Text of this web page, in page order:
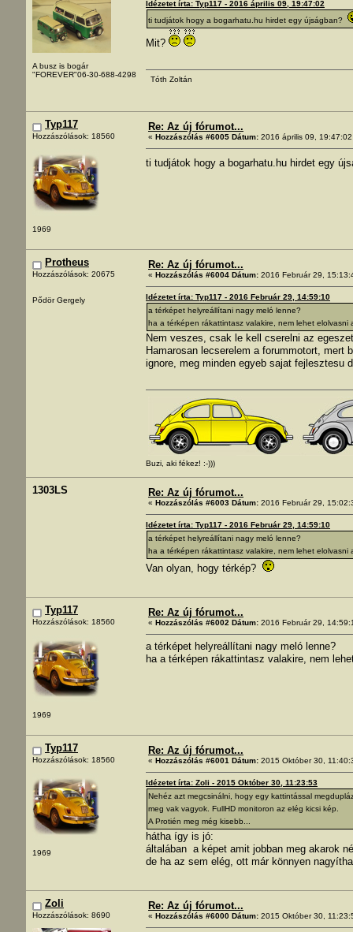
A busz is bogár
"FOREVER"06-30-688-4298
Idézetet írta: Typ117 - 2016 április 09, 19:47:02
ti tudjátok hogy a bogarhatu.hu hirdet egy újságban?
Mit?
Tóth Zoltán
Typ117
Hozzászólások: 18560
1969
Re: Az új fórumot...
« Hozzászólás #6005 Dátum: 2016 április 09,
ti tudjátok hogy a bogarhatu.hu hirdet egy
Protheus
Hozzászólások: 20675
Pődör Gergely
Re: Az új fórumot...
« Hozzászólás #6004 Dátum: 2016 Február 29,
Idézetet írta: Typ117 - 2016 Február 29, 14:59:10
a térképet helyreállítani nagy meló lenne?
ha a térképen rákattintasz valakire, nem lehet elolvasni
Nem veszes, csak le kell cserelni az
Hamarosan lecserelem a forummotort,
ignore, meg minden egyeb sajat fejlesztesu
Buzi, aki fékez! :-)))
1303LS Re: Az új fórumot...
« Hozzászólás #6003 Dátum: 2016 Február 29,
Idézetet írta: Typ117 - 2016 Február 29, 14:59:10
a térképet helyreállítani nagy meló lenne?
ha a térképen rákattintasz valakire, nem lehet elolvasni
Van olyan, hogy térkép?
Typ117
Hozzászólások: 18560
1969
Re: Az új fórumot...
« Hozzászólás #6002 Dátum: 2016 Február 29,
a térképet helyreállítani nagy meló lenne?
ha a térképen rákattintasz valakire, nem
Typ117
Hozzászólások: 18560
1969
Re: Az új fórumot...
« Hozzászólás #6001 Dátum: 2015 Október 30,
Idézetet írta: Zoli - 2015 Október 30, 11:23:53
Nehéz azt megcsinálni, hogy egy kattintással
meg vak vagyok. FullHD monitoron az elég kicsi kép.
A Protién meg még kisebb...
hátha így is jó:
általában a képet amit jobban meg akarok
de ha az sem elég, ott már könnyen
Zoli
Hozzászólások: 8690
Re: Az új fórumot...
« Hozzászólás #6000 Dátum: 2015 Október 30,